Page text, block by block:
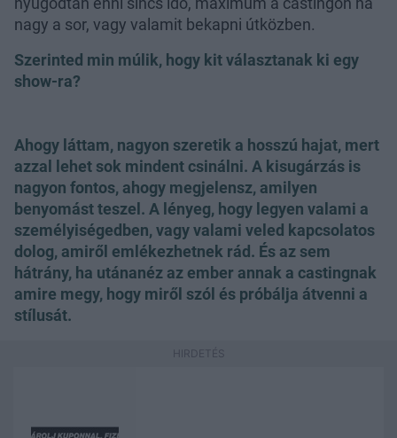
nagy a sor, vagy valamit bekapni útközben.
Szerinted min múlik, hogy kit választanak ki egy
show-ra?
Ahogy láttam, nagyon szeretik a hosszú hajat, mert
azzal lehet sok mindent csinálni. A kisugárzás is
nagyon fontos, ahogy megjelensz, amilyen
benyomást teszel. A lényeg, hogy legyen valami a
személyiségedben, vagy valami veled kapcsolatos
dolog, amiről emlékezhetnek rád. És az sem
hátrány, ha utánanéz az ember annak a castingnak
amire megy, hogy miről szól és próbálja átvenni a
stílusát.